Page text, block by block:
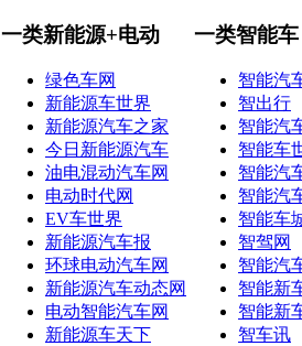
一类新能源+电动
绿色车网
新能源车世界
新能源汽车之家
今日新能源汽车
油电混动汽车网
电动时代网
EV车世界
新能源汽车报
环球电动汽车网
新能源汽车动态网
电动智能汽车网
新能源车天下
一类智能车
智能汽
智出行
智能汽
智能车
智能汽
智能汽
智能车
智驾网
智能汽
智能新
智能新
智车讯